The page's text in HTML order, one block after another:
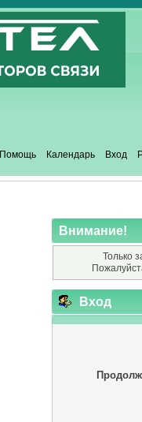
Помощь Календарь Вход
Внимание!
Только
Вход